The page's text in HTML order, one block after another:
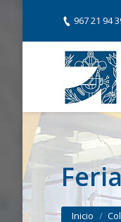
967 21 94
You are
Inicio